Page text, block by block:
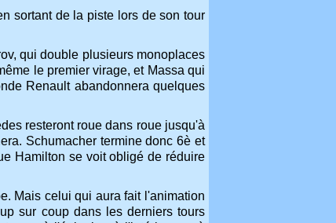
sortant de la piste lors de son tour
qui double plusieurs monoplaces
le premier virage, et Massa qui
Renault abandonnera quelques
resteront roue dans roue jusqu'à
Schumacher termine donc 6è et
Hamilton se voit obligé de réduire
Mais celui qui aura fait l'animation
sur coup dans les derniers tours